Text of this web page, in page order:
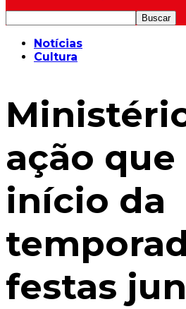
Notícias
Cultura
ação
início da
festas